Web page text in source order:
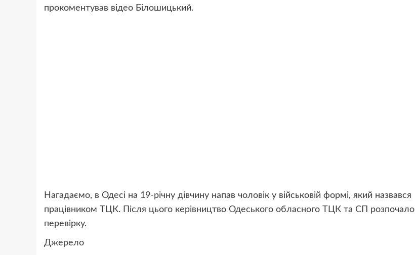
прокоментував відео Білошицький.
Нагадаємо, в Одесі на 19-річну дівчину напав чоловік у військовій формі, який назвався
працівником ТЦК. Після цього керівництво Одеського обласного ТЦК та СП розпочало
перевірку.
Джерело